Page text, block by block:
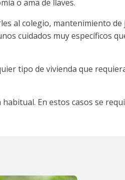
o ama de llaves.
al colegio, mantenimiento de
cuidados muy específicos
tipo de vivienda que
En estos casos se